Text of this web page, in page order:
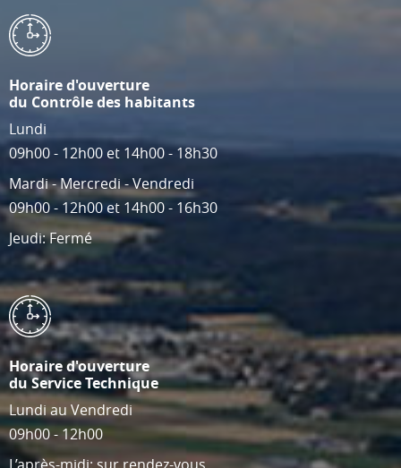
Horaire d'ouverture
du Contrôle des habitants
Lundi
09h00 - 12h00 et 14h00 - 18h30
Mardi - Mercredi - Vendredi
09h00 - 12h00 et 14h00 - 16h30
Jeudi: Fermé
Horaire d'ouverture
du Service Technique
Lundi au Vendredi
09h00 - 12h00